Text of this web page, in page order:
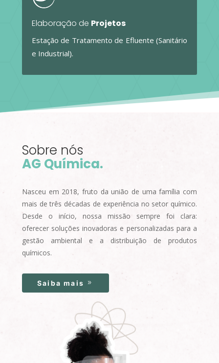
Elaboração de Projetos
Estação de Tratamento de Efluente (Sanitário
e Industrial).
Sobre nós
AG Química.
Nasceu em 2018, fruto da união de uma família com
mais de três décadas de experiência no setor químico.
Desde o início, nossa missão sempre foi clara:
oferecer soluções inovadoras e personalizadas para a
gestão ambiental e a distribuição de produtos
químicos.
Saiba mais